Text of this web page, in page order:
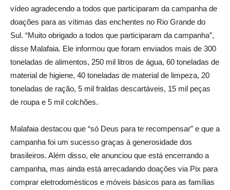
vídeo agradecendo a todos que participaram da campanha de
doações para as vítimas das enchentes no Rio Grande do
Sul. “Muito obrigado a todos que participaram da campanha”,
disse Malafaia. Ele informou que foram enviados mais de 300
toneladas de alimentos, 250 mil litros de água, 60 toneladas de
material de higiene, 40 toneladas de material de limpeza, 20
toneladas de ração, 5 mil fraldas descartáveis, 15 mil peças
de roupa e 5 mil colchões.
Malafaia destacou que “só Deus para te recompensar” e que a
campanha foi um sucesso graças à generosidade dos
brasileiros. Além disso, ele anunciou que está encerrando a
campanha, mas ainda está arrecadando doações via Pix para
comprar eletrodomésticos e móveis básicos para as famílias